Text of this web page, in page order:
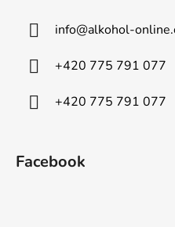
info@alkohol-
+420 775 791 077
+420 775 791 077
Facebook